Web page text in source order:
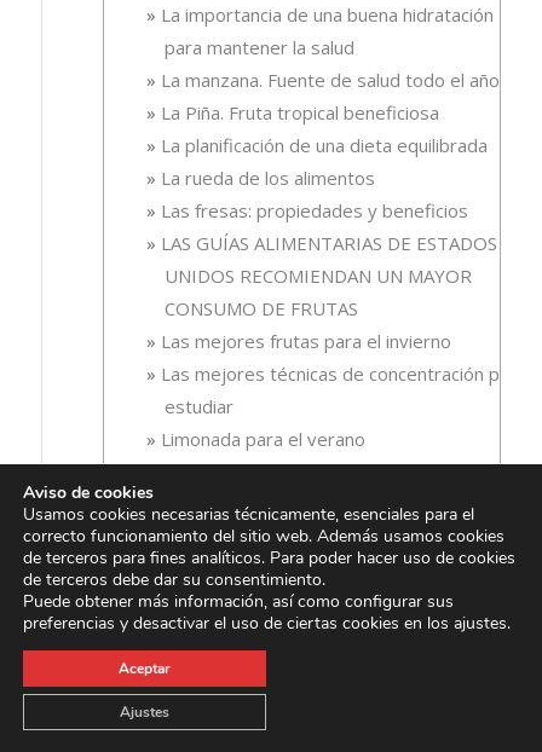
La importancia de una buena hidratación
para mantener la salud
La manzana. Fuente de salud todo el año
La Piña. Fruta tropical beneficiosa
La planificación de una dieta equilibrada
La rueda de los alimentos
Las fresas: propiedades y beneficios
LAS GUÍAS ALIMENTARIAS DE ESTADOS
UNIDOS RECOMIENDAN UN MAYOR
CONSUMO DE FRUTAS
Las mejores frutas para el invierno
Las mejores técnicas de concentración para
estudiar
Limonada para el verano
Los Arándanos: Aliado natural para la salud
Los diferentes estados de la fruta y sus
beneficios
Los hidratos de carbono en la alimentación
deportiva
Los mejores zumos de fruta para tomar en
ayunas
Los mejores zumos para deportistas
Aviso de cookies
Usamos cookies necesarias técnicamente, esenciales para el
correcto funcionamiento del sitio web. Además usamos cookies
de terceros para fines analíticos. Para poder hacer uso de cookies
de terceros debe dar su consentimiento.
Puede obtener más información, así como configurar sus
preferencias y desactivar el uso de ciertas cookies en los ajustes.
Aceptar
Ajustes